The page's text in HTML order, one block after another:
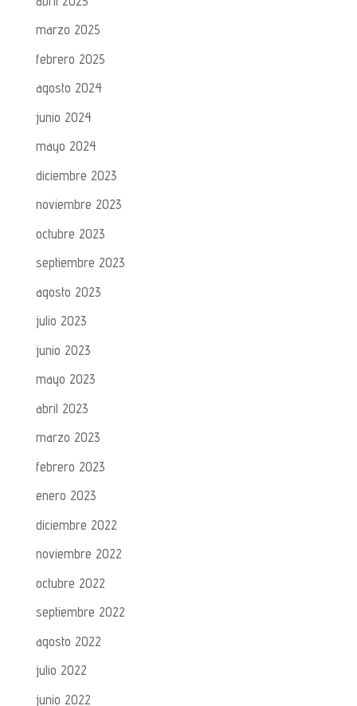
marzo 2025
febrero 2025
agosto 2024
junio 2024
mayo 2024
diciembre 2023
noviembre 2023
octubre 2023
septiembre 2023
agosto 2023
julio 2023
junio 2023
mayo 2023
abril 2023
marzo 2023
febrero 2023
enero 2023
diciembre 2022
noviembre 2022
octubre 2022
septiembre 2022
agosto 2022
julio 2022
junio 2022